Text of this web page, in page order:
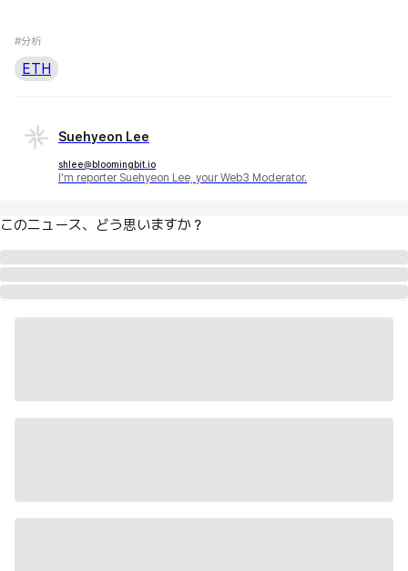
#分析
ETH
Suehyeon Lee
shlee@bloomingbit.io
I'm reporter Suehyeon Lee, your Web3 Moderator.
このニュース、どう思いますか？